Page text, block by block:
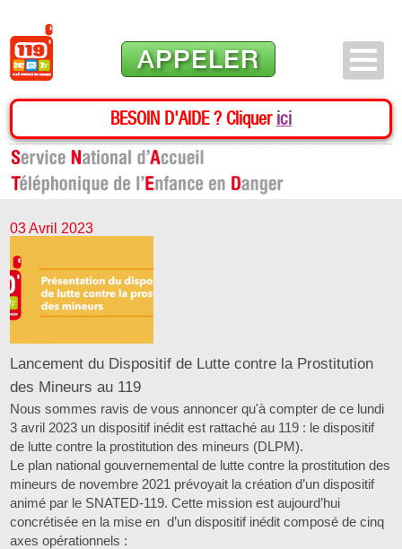
APPELER
BESOIN D'AIDE ? Cliquer ici
03 Avril 2023
Lancement du Dispositif de Lutte contre la Prostitution
des Mineurs au 119
Nous sommes ravis de vous annoncer qu'à compter de ce lundi
3 avril 2023 un dispositif inédit est rattaché au 119 : le dispositif
de lutte contre la prostitution des mineurs (DLPM).
Le plan national gouvernemental de lutte contre la prostitution des
mineurs de novembre 2021 prévoyait la création d’un dispositif
animé par le SNATED-119. Cette mission est aujourd’hui
concrétisée en la mise en d’un dispositif inédit composé de cinq
axes opérationnels :